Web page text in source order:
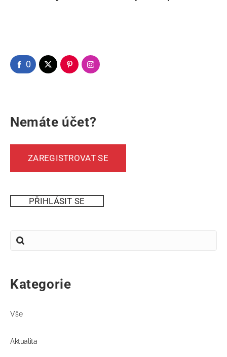
0
Nemáte účet?
ZAREGISTROVAT SE
PŘIHLÁSIT SE
Kategorie
Vše
Aktualita